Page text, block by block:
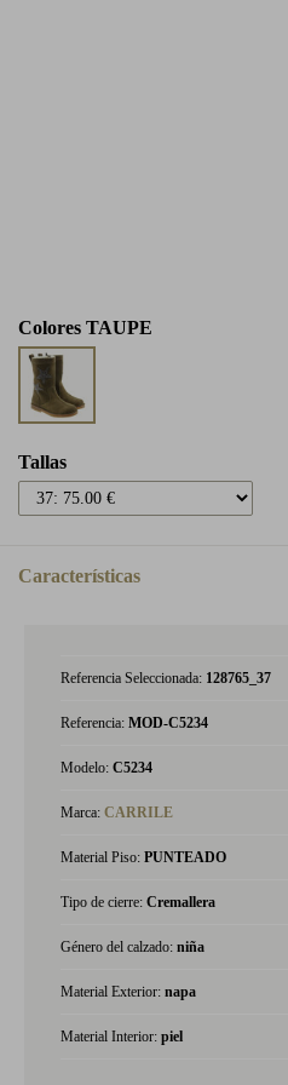
Colores TAUPE
Tallas
Características
Referencia Seleccionada: 128765_37
Referencia: MOD-C5234
Modelo: C5234
Marca: CARRILE
Material Piso: PUNTEADO
Tipo de cierre: Cremallera
Género del calzado: niña
Material Exterior: napa
Material Interior: piel